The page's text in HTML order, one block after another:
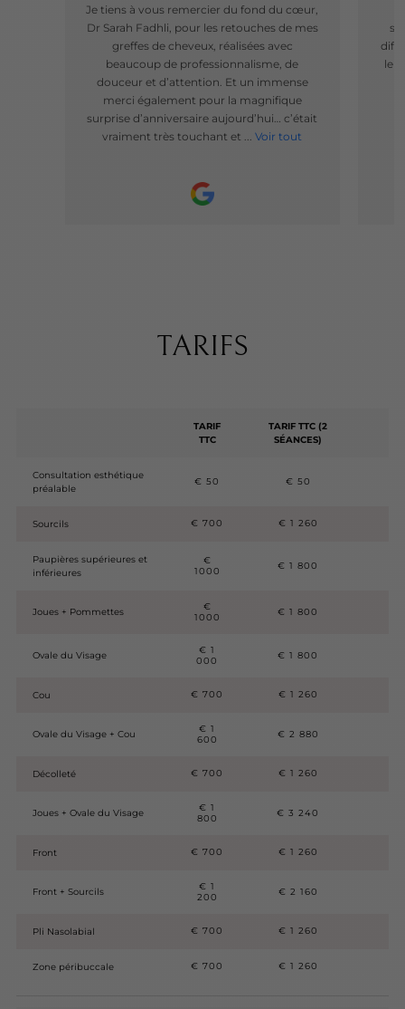
Je tiens à vous remercier du fond du cœur,
Dr Sarah Fadhli, pour les retouches de mes
greffes de cheveux, réalisées avec
beaucoup de professionnalisme, de
douceur et d’attention. Et un immense
merci également pour la magnifique
surprise d’anniversaire aujourd’hui… c’était
vraiment très touchant et ...Voir tout
TARIFS
TARIF
TTC
TARIF TTC (2
SÉANCES)
Consultation esthétique
préalable
€ 50 € 50
Sourcils € 700 € 1 260
Paupières supérieures et
inférieures
€
1000
€ 1 800
Joues + Pommettes
€
1000
€ 1 800
Ovale du Visage
€ 1
000
€ 1 800
Cou € 700 € 1 260
Ovale du Visage + Cou
€ 1
600
€ 2 880
Décolleté € 700 € 1 260
Joues + Ovale du Visage
€ 1
800
€ 3 240
Front € 700 € 1 260
Front + Sourcils
€ 1
200
€ 2 160
Pli Nasolabial € 700 € 1 260
Zone péribuccale € 700 € 1 260